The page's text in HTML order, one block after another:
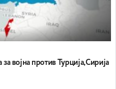
војна против Турција,Сирија